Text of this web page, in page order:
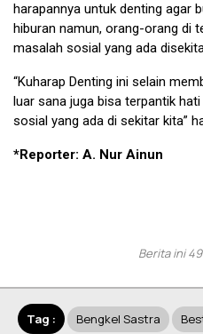
harapannya untuk denting agar
hiburan namun, orang-orang di
masalah sosial yang ada
“Kuharap Denting ini selain
luar sana juga bisa terpantik
sosial yang ada di sekitar kita”
*Reporter: A. Nur Ainun
Berita ini
Tag : Bengkel Sastra